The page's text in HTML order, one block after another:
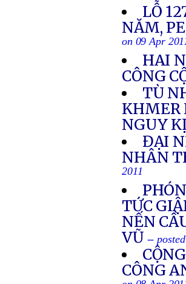
LỖ
NĂM,
on 09 Apr
HAI
CÔNG
TÙ
KHMER
NGUY
ĐẠI
NHÂN
2011
TỨC
NẾN
VŨ --
CÔNG